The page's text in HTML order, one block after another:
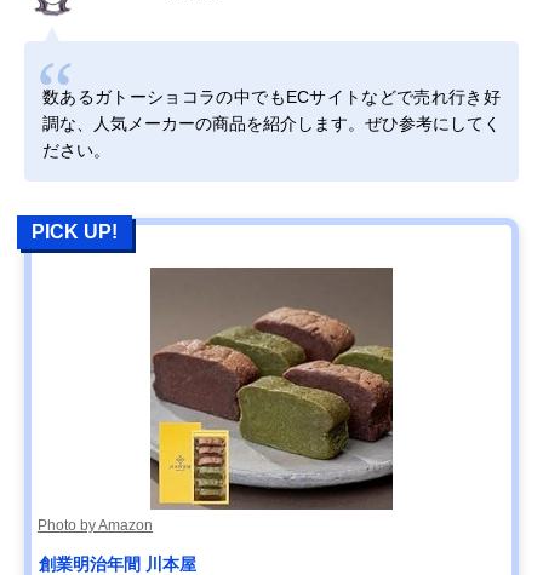
数あるガトーショコラの中でもECサイトなどで売れ行き好
調な、人気メーカーの商品を紹介します。ぜひ参考にしてく
ださい。
PICK UP!
Photo by Amazon
創業明治年間 川本屋